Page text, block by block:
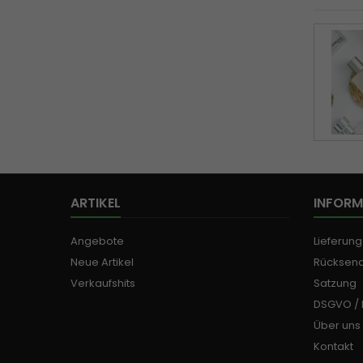
ARTIKEL
Angebote
Neue Artikel
Verkaufshits
Satzung
DSGVO
Über uns
Kontakt